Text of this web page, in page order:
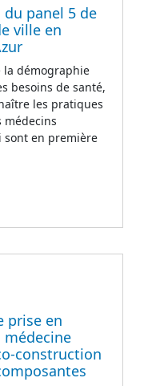
panel 5 de
ville en
la démographie
besoins de santé,
les pratiques
médecins
sont en première
prise en
médecine
construction